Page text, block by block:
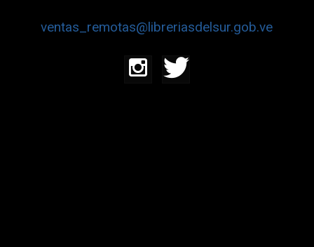
ventas_remotas@libreriasdelsur.gob.ve